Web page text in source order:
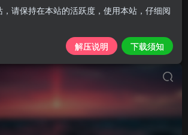
请保持在本站的活跃度，使用本站，仔细阅
解压说明 下载须知